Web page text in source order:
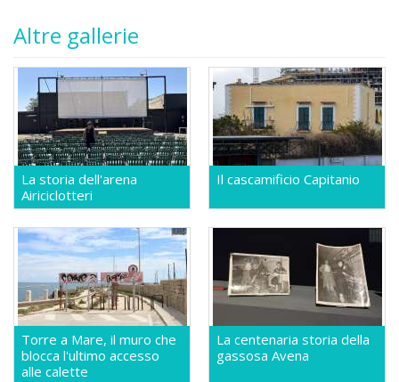
Altre gallerie
La storia dell'arena
Airiciclotteri
Il cascamificio Capitanio
Torre a Mare, il muro che
blocca l'ultimo accesso
alle calette
La centenaria storia della
gassosa Avena